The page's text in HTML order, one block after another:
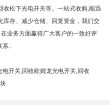
收松下光电开关等。一站式收购,能迅
库存、减少仓储、回笼资金，我们交
业务方面赢得广大客户的一致好评
系..
开关,回收欧姆龙光电开关,回收